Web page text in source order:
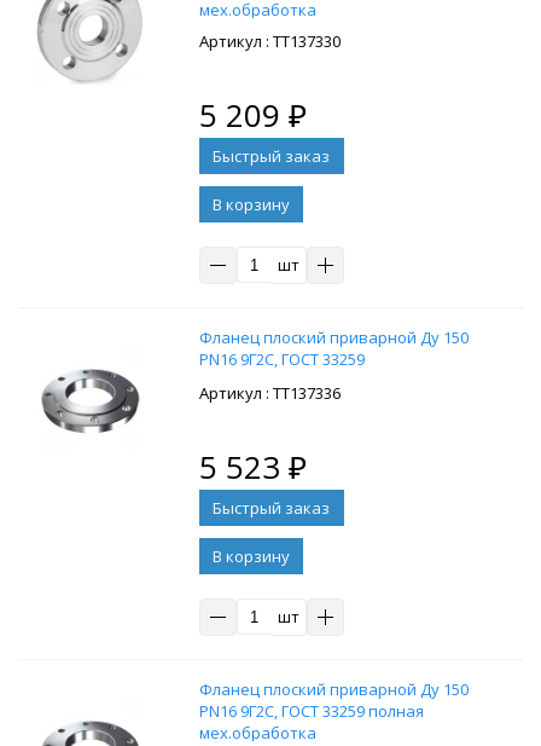
мех.обработка
: ТТ137330
5 209 ₽
В корзину
шт
Фланец плоский приварной Ду 150
PN16 9Г2С, ГОСТ 33259
: ТТ137336
5 523 ₽
В корзину
шт
Фланец плоский приварной Ду 150
PN16 9Г2С, ГОСТ 33259 полная
мех.обработка